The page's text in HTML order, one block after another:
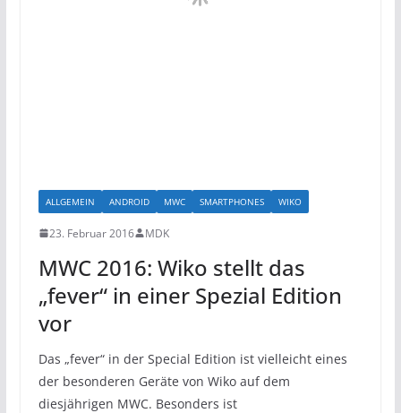
ALLGEMEIN ANDROID MWC SMARTPHONES WIKO
23. Februar 2016 MDK
MWC 2016: Wiko stellt das
„fever“ in einer Spezial Edition
vor
Das „fever“ in der Special Edition ist vielleicht eines
der besonderen Geräte von Wiko auf dem
diesjährigen MWC. Besonders ist